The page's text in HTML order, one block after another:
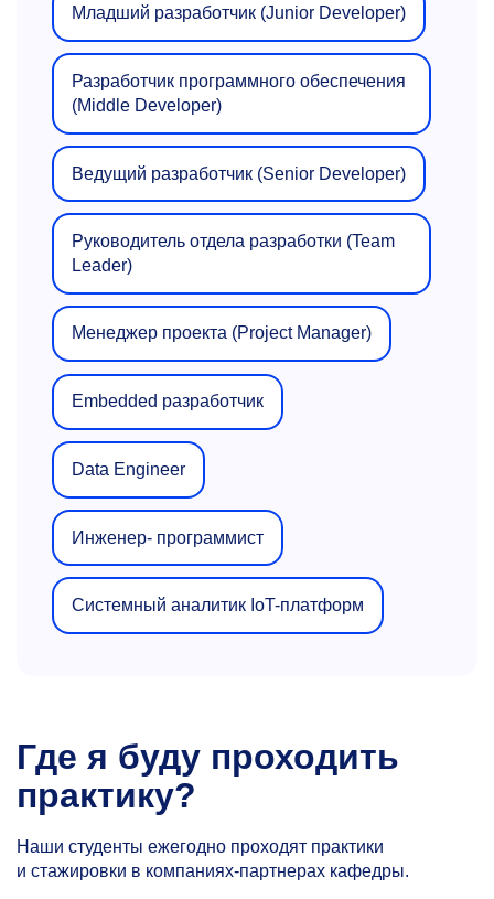
Младший разработчик (Junior Developer)
Разработчик программного обеспечения
(Middle Developer)
Ведущий разработчик (Senior Developer)
Руководитель отдела разработки (Team
Leader)
Менеджер проекта (Project Manager)
Embedded разработчик
Data Engineer
Инженер- программист
Системный аналитик IoT-платформ
Где я буду проходить
практику?
Наши студенты ежегодно проходят практики
и стажировки в компаниях-партнерах кафедры.